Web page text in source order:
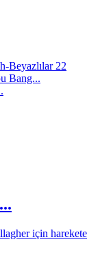
Beyazlılar 22
Bang...
için harekete